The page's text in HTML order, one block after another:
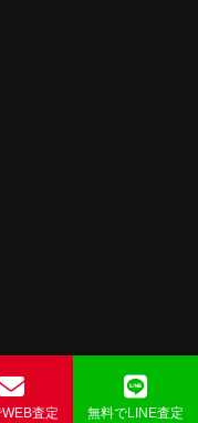
WEB査定 無料でLINE査定